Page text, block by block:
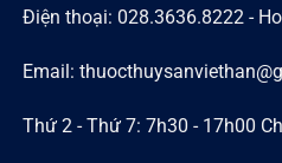
Điện thoại: 028.3636.8222 -
Email:
Thứ 2 - Thứ 7: 7h30 - 17h00